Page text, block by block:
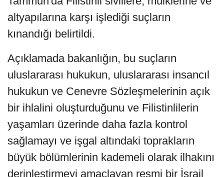
altyapılarına karşı işlediği suçların
kınandığı belirtildi.
Açıklamada bakanlığın, bu suçların
uluslararası hukukun, uluslararası insancıl
hukukun ve Cenevre Sözleşmelerinin açık
bir ihlalini oluşturduğunu ve Filistinlilerin
yaşamları üzerinde daha fazla kontrol
sağlamayı ve işgal altındaki toprakların
büyük bölümlerinin kademeli olarak ilhakını
derinleştirmeyi amaçlayan resmi bir İsrail